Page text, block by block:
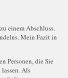
einem Abschluss.
Mein Fazit in
Personen, die Sie
Als